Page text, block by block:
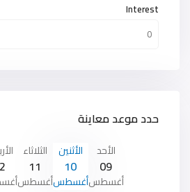
Interest
حدد موعد معاينة
الأحد
09
أغسطس
الأثنين
10
أغسطس
الثلاثاء
11
أغسطس